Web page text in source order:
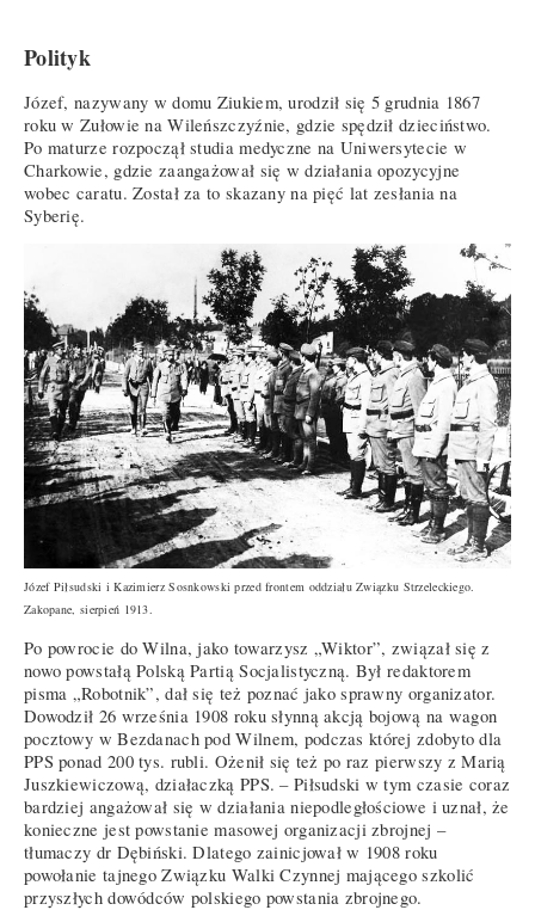
Polityk
Józef, nazywany w domu Ziukiem, urodził się 5 grudnia 1867
roku w Zułowie na Wileńszczyźnie, gdzie spędził dzieciństwo.
Po maturze rozpoczął studia medyczne na Uniwersytecie w
Charkowie, gdzie zaangażował się w działania opozycyjne
wobec caratu. Został za to skazany na pięć lat zesłania na
Syberię.
Józef Piłsudski i Kazimierz Sosnkowski przed frontem oddziału Związku Strzeleckiego.
Zakopane, sierpień 1913.
Po powrocie do Wilna, jako towarzysz „Wiktor”, związał się z
nowo powstałą Polską Partią Socjalistyczną. Był redaktorem
pisma „Robotnik”, dał się też poznać jako sprawny organizator.
Dowodził 26 września 1908 roku słynną akcją bojową na wagon
pocztowy w Bezdanach pod Wilnem, podczas której zdobyto dla
PPS ponad 200 tys. rubli. Ożenił się też po raz pierwszy z Marią
Juszkiewiczową, działaczką PPS. – Piłsudski w tym czasie coraz
bardziej angażował się w działania niepodległościowe i uznał, że
konieczne jest powstanie masowej organizacji zbrojnej –
tłumaczy dr Dębiński. Dlatego zainicjował w 1908 roku
powołanie tajnego Związku Walki Czynnej mającego szkolić
przyszłych dowódców polskiego powstania zbrojnego.